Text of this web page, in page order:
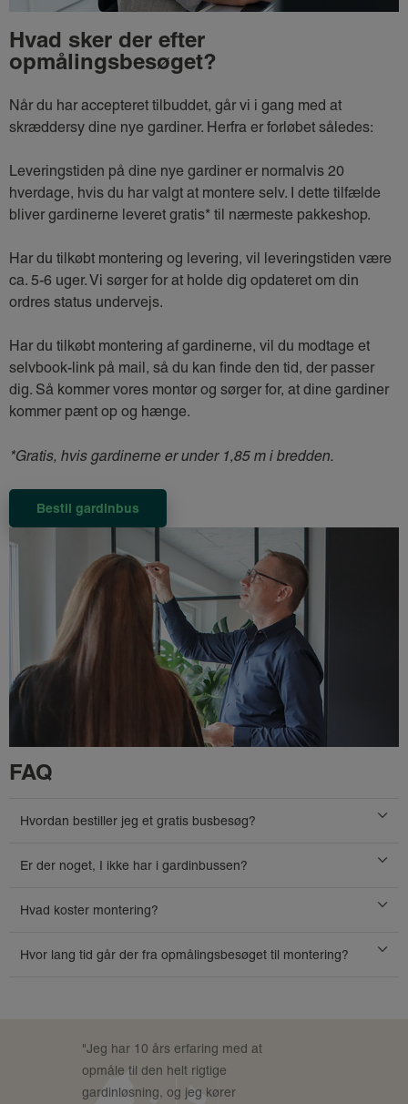
Hvad sker der efter
opmålingsbesøget?
Når du har accepteret tilbuddet, går vi i gang med at
skræddersy dine nye gardiner. Herfra er forløbet således:
Leveringstiden på dine nye gardiner er normalvis 20
hverdage, hvis du har valgt at montere selv. I dette tilfælde
bliver gardinerne leveret gratis* til nærmeste pakkeshop.
Har du tilkøbt montering og levering, vil leveringstiden være
ca. 5-6 uger. Vi sørger for at holde dig opdateret om din
ordres status undervejs.
Har du tilkøbt montering af gardinerne, vil du modtage et
selvbook-link på mail, så du kan finde den tid, der passer
dig. Så kommer vores montør og sørger for, at dine gardiner
kommer pænt op og hænge.
*Gratis, hvis gardinerne er under 1,85 m i bredden.
Bestil gardinbus
FAQ
Hvordan bestiller jeg et gratis busbesøg?
Er der noget, I ikke har i gardinbussen?
Hvad koster montering?
Hvor lang tid går der fra opmålingsbesøget til montering?
"Jeg har 10 års erfaring med at
opmåle til den helt rigtige
gardinløsning, og jeg kører